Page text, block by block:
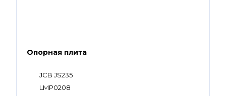
Опорная плита
JCB JS235
LMP0208